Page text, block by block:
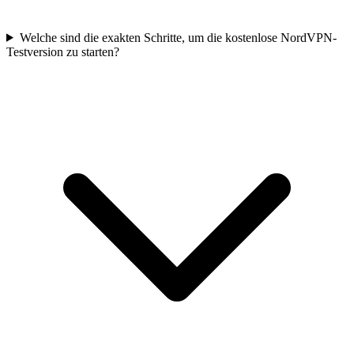
Welche sind die exakten Schritte, um die kostenlose NordVPN-
Testversion zu starten?